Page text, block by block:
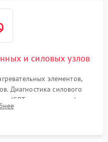
и силовых узлов
элементов,
Диагностика силового
IGBT-транзисторов (для
контроля (для газовых